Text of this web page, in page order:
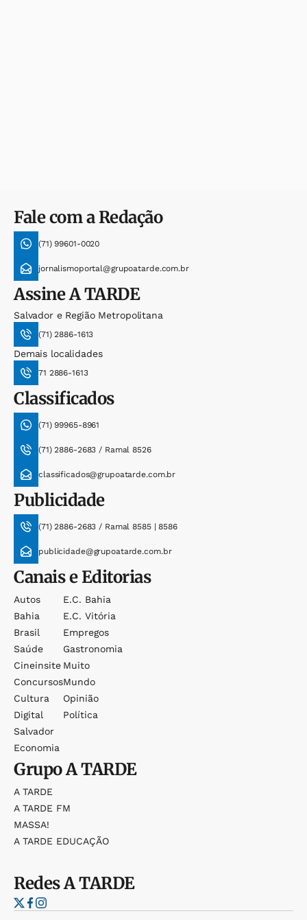
Fale com a Redação
(71) 99601-0020
jornalismoportal@grupoatarde.com.br
AssineA TARDE
Salvador e Região Metropolitana
(71) 2886-1613
Demais localidades
71 2886-1613
Classificados
(71) 99965-8961
(71) 2886-2683 / Ramal 8526
classificados@grupoatarde.com.br
Publicidade
(71) 2886-2683 / Ramal 8585 | 8586
publicidade@grupoatarde.com.br
Canais e Editorias
Autos
Bahia
Brasil
Saúde
Cineinsite
Concursos
Cultura
Digital
Salvador
Economia
E.c. Bahia
E.c. Vitória
Empregos
Gastronomia
Muito
Mundo
Opinião
Política
GrupoA TARDE
A TARDE
A TARDE FM
MASSA!
A TARDE EDUCAÇÃO
RedesA TARDE